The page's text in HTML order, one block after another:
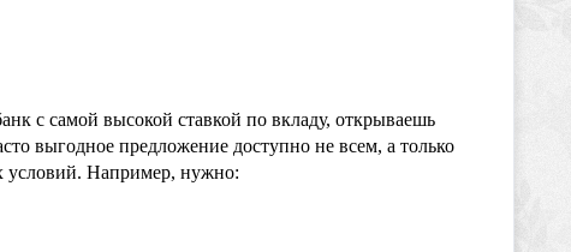
с самой высокой ставкой по вкладу, открываешь
выгодное предложение доступно не всем, а только
условий. Например, нужно: